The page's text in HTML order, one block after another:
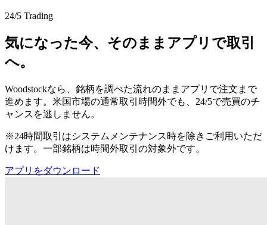
24/5 Trading
気になった今、そのままアプリで取引
へ。
Woodstockなら、銘柄を調べた流れのままアプリで注文まで
進めます。米国市場の通常取引時間外でも、24/5で売買のチ
ャンスを逃しません。
※24時間取引はシステムメンテナンス時を除きご利用いただ
けます。一部銘柄は時間外取引の対象外です。
アプリをダウンロード